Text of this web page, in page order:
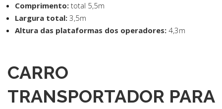
Comprimento: total 5,5m
Largura total: 3,5m
Altura das plataformas dos operadores: 4,3m
CARRO
TRANSPORTADOR PARA